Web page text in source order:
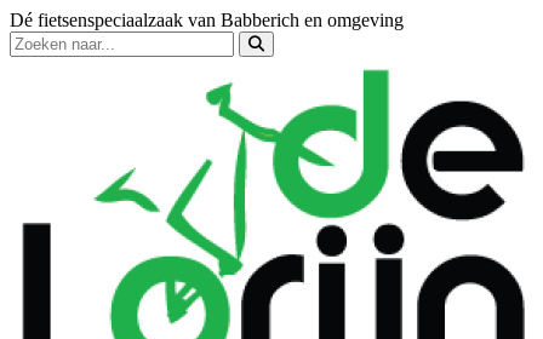
Dé fietsenspeciaalzaak van Babberich en omgeving